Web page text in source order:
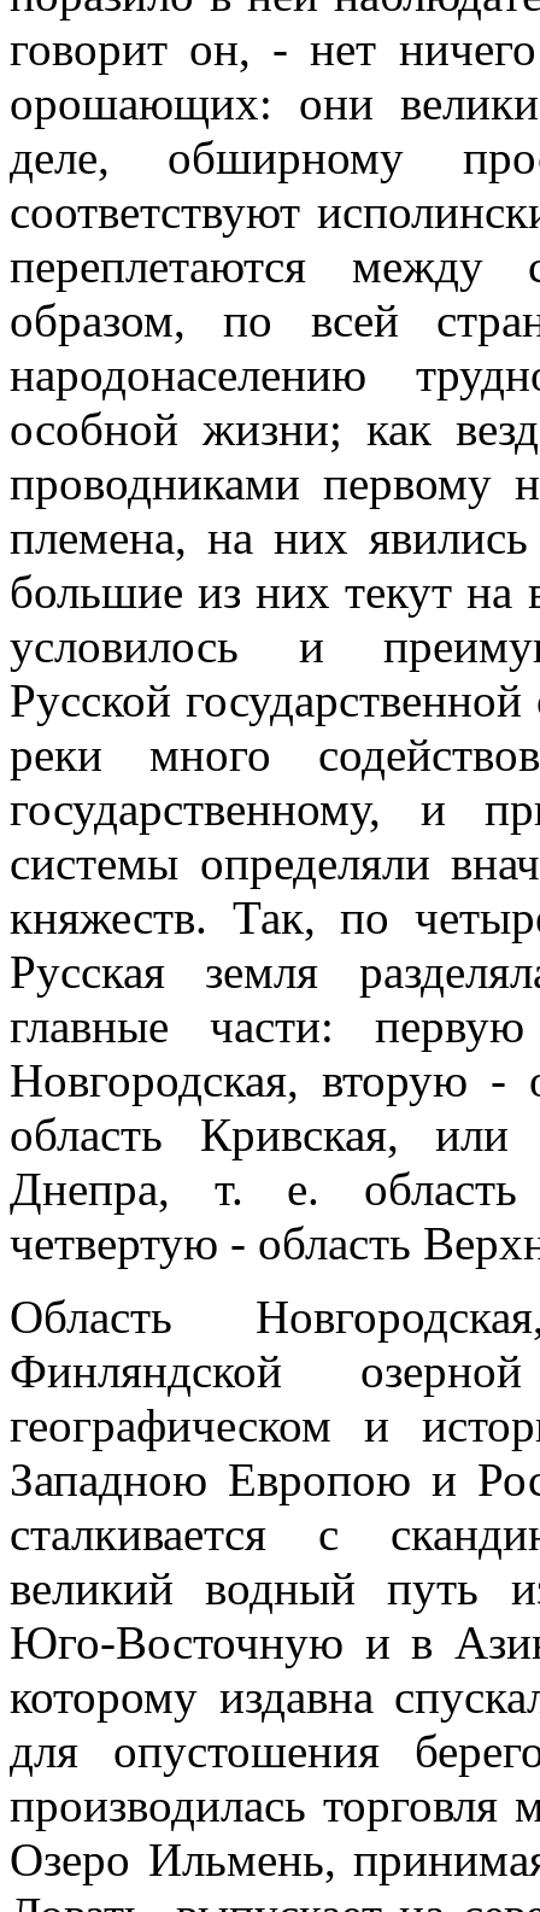
говорит он, - нет
орошающих: они
деле, обширному
соответствуют
переплетаются
образом, по всей
народонаселению
особной жизни; как
проводниками первому
племена, на них
большие из них текут на
условилось и
Русской
реки много
государственному, и
системы определяли
княжеств. Так, по
Русская земля
главные части: первую
Новгородская, вторую -
область Кривская,
Днепра, т. е. область
четвертую - область
Область
Финляндской
географическом и
Западною Европою и
сталкивается с
великий водный путь
Юго-Восточную и в
которому издавна
для опустошения
производилась
Озеро Ильмень,